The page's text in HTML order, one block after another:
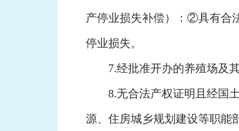
产停业损失补偿）：②具有合
停业损失。
7.经批准开办的养殖场及其
8.无合法产权证明且经国土
源、住房城乡规划建设等职能